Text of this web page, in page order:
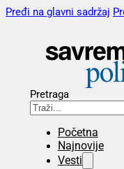
Pređi na glavni sadržaj
Pretraga
Početna
Najnovije
Vesti